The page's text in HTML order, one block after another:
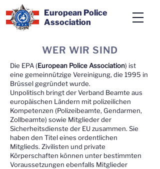
European Police
Association
WER WIR SIND
Die EPA (European Police Association) ist
eine gemeinnützige Vereinigung, die 1995 in
Brüssel gegründet wurde.
Unpolitisch bringt der Verband Beamte aus
europäischen Ländern mit polizeilichen
Kompetenzen (Polizeibeamte, Gendarmen,
Zollbeamte) sowie Mitglieder der
Sicherheitsdienste der EU zusammen. Sie
haben den Titel eines ordentlichen
Mitglieds. Zivilisten und private
Körperschaften können unter bestimmten
Voraussetzungen ebenfalls Mitglieder